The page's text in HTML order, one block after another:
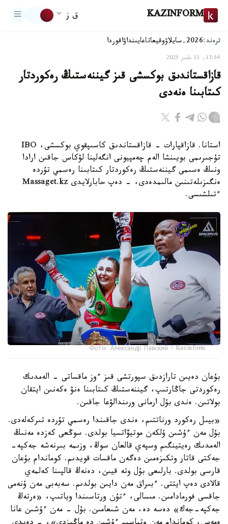
KAZINFORM ق ز
ترەند:2026-سايلاۋ وقيعاتاعايىنداۋاقوردا
13:54, 11 مامىر 2025
قازاقستاندىق بوكسشى قىز گيننەستىڭ رەكوردتار
كىتابىنا ەنەدى
استانا. قازاقپارات - قازاقستاندىق كاسىپقوي بوكسشى، IBO
تۇجىرىمى بويىنشا الەم چەمپيونى انگەلينا لۋكاس جاقىن ارادا
ونىڭ ەسىمى گيننەستىڭ رەكوردتار كىتابىنا رەسمي تۇردە
ەنگىزىلەتىنىن مالىمدەدى، - دەپ حابارلايدى Massaget.kz
ءتىلشىسى.
Фото: Александр Павский / Kazinform
بۇعان دەيىن تارازدىق سپورتشى قىز ءوز ماقساتى - الەمدىك
رەكوردتى جاڭارتىپ، گيننەستىڭ كىتابىنا ەنۋ ەكەنىن ايتقان
بولاتىن. ەندى بۇل ارمانى ورىندالۋعا جاقىن.
«بيىل رەكورد ورناتتىم، ەندى جاقىندا رەسمي تۇردە تىركەلەدى.
بۇل مەن ءۇشىن ۇلكەن موتيۆاتسيا بولدى. سوڭعى كەزدە مەنىڭ
الەمدىك رەيتينگىم وسپەي قالعان سوڭ، وزىمە بىرنەشە جەكپە-
جەكتى قاتار وتكىزەمىن دەگەن ماقسات قويدىم. كوماندام بۇعان
قارسى بولدى. بارلىعى بۇل وتە قيىن، دەنەڭ قالپىنا كەلمەي
قالادى دەپ ايتتى. ءبىراق مەن دايىن بولدىم. سەبەبى مەن ۇنەمى
جاقسى فورمادامىن. مىسالى، ءتۇن ورتاسىندا وياتىپ، «ەرتەڭ
جەكپە-جەك» دەسە دە، مەن شىعامىن. بۇل - مەن ءۇشىن عانا